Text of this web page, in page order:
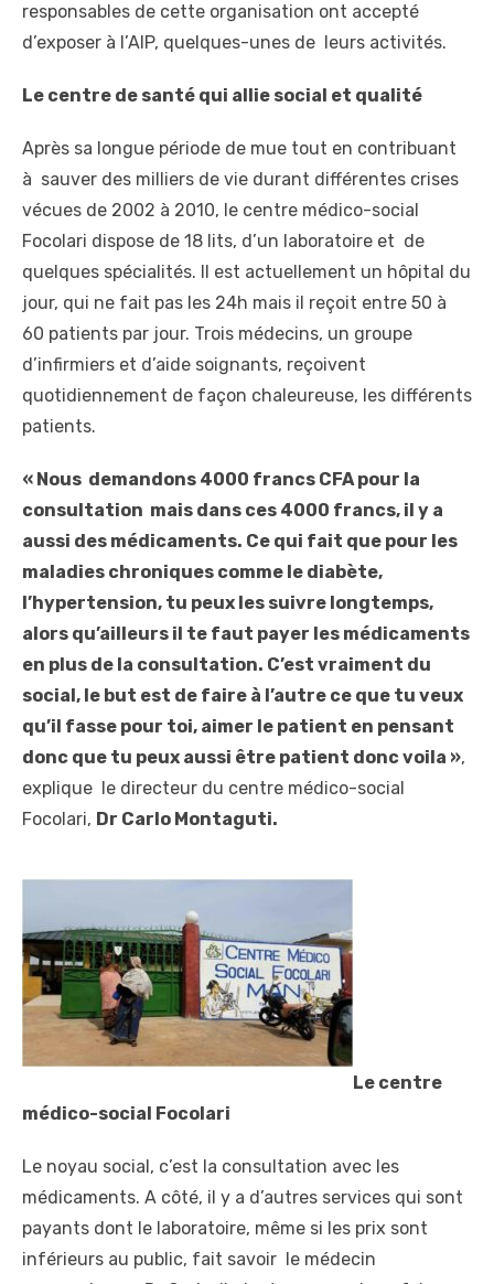
responsables de cette organisation ont accepté
d’exposer à l’AIP, quelques-unes de leurs activités.
Le centre de santé qui allie social et qualité
Après sa longue période de mue tout en contribuant
à sauver des milliers de vie durant différentes crises
vécues de 2002 à 2010, le centre médico-social
Focolari dispose de 18 lits, d’un laboratoire et de
quelques spécialités. Il est actuellement un hôpital du
jour, qui ne fait pas les 24h mais il reçoit entre 50 à
60 patients par jour. Trois médecins, un groupe
d’infirmiers et d’aide soignants, reçoivent
quotidiennement de façon chaleureuse, les différents
patients.
« Nous demandons 4000 francs CFA pour la
consultation mais dans ces 4000 francs, il y a
aussi des médicaments. Ce qui fait que pour les
maladies chroniques comme le diabète,
l’hypertension, tu peux les suivre longtemps,
alors qu’ailleurs il te faut payer les médicaments
en plus de la consultation. C’est vraiment du
social, le but est de faire à l’autre ce que tu veux
qu’il fasse pour toi, aimer le patient en pensant
donc que tu peux aussi être patient donc voila »,
explique le directeur du centre médico-social
Focolari, Dr Carlo Montaguti.
Le centre
médico-social Focolari
Le noyau social, c’est la consultation avec les
médicaments. A côté, il y a d’autres services qui sont
payants dont le laboratoire, même si les prix sont
inférieurs au public, fait savoir le médecin